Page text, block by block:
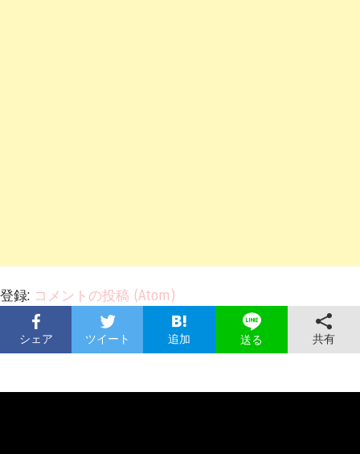
登録: コメントの投稿 (Atom)
シェア ツイート 追加 送る 共有